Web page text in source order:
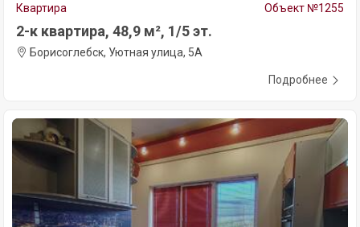
Квартира Объект №1255
2-к квартира, 48,9 м², 1/5 эт.
Борисоглебск, Уютная улица, 5А
Подробнее